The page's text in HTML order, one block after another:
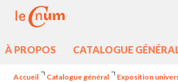
À PROPOS CATALOGUE
Accueil Catalogue général Exposition